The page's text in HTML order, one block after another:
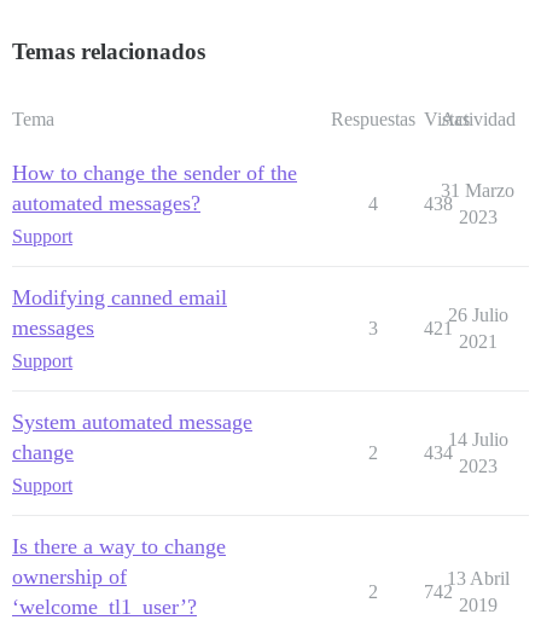
Temas relacionados
Tema Respuestas Vistas
Actividad
How to change the sender of the
automated messages?
Support
4 438
31 Marzo
2023
Modifying canned email
messages
Support
3 421
26 Julio
2021
System automated message
change
Support
2 434
14 Julio
2023
Is there a way to change
ownership of
‘welcome_tl1_user’?
2 742
13 Abril
2019